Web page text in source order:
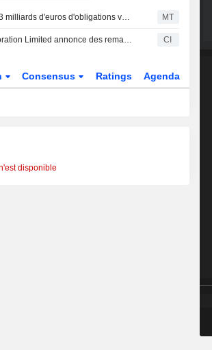
MTR émet 3 milliards d'euros d'obligations vertes MT
MTR Corporation Limited annonce des remaniements au sein de son conseil d'administration et de ses comités, effectifs au 27 mai 2026 CI
Consensus Ratings Agenda
disponible